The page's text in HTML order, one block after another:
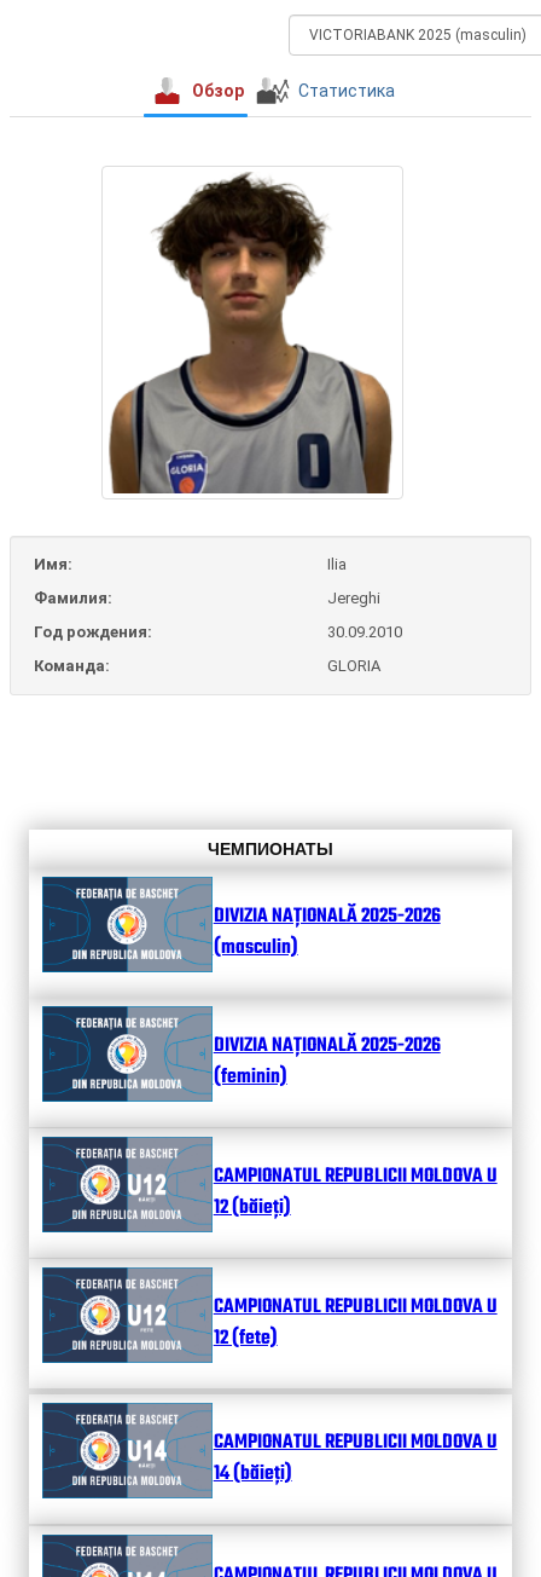
Обзор Статистика
Имя:
Ilia
Фамилия:
Jereghi
Год рождения:
30.09.2010
Команда:
GLORIA
ЧЕМПИОНАТЫ
DIVIZIA NAȚIONALĂ 2025-2026
(masculin)
DIVIZIA NAȚIONALĂ 2025-2026
(feminin)
CAMPIONATUL REPUBLICII MOLDOVA U
12 (băieți)
CAMPIONATUL REPUBLICII MOLDOVA U
12 (fete)
CAMPIONATUL REPUBLICII MOLDOVA U
14 (băieți)